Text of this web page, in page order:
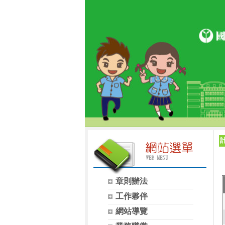
章則辦法
工作夥伴
網站導覽